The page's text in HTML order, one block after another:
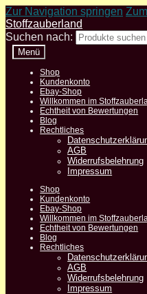
Zur Navigation springen
Stoffzauberland
Suchen nach:
Menü
Shop
Kundenkonto
Ebay-Shop
Willkommen im
Echtheit von Bewertungen
Blog
Rechtliches
AGB
Widerrufsbelehrung
Impressum
Shop
Kundenkonto
Ebay-Shop
Willkommen im
Echtheit von Bewertungen
Blog
Rechtliches
AGB
Widerrufsbelehrung
Impressum